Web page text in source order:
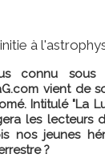
à
connu
vient de
Intitulé "La
les lecteurs
nos jeunes
?